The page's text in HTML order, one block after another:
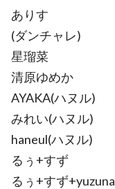
ありす
(ダンチャレ)
星瑠菜
清原ゆめか
AYAKA(ハヌル)
みれい(ハヌル)
haneul(ハヌル)
るぅ+すず
るぅ+すず+yuzuna